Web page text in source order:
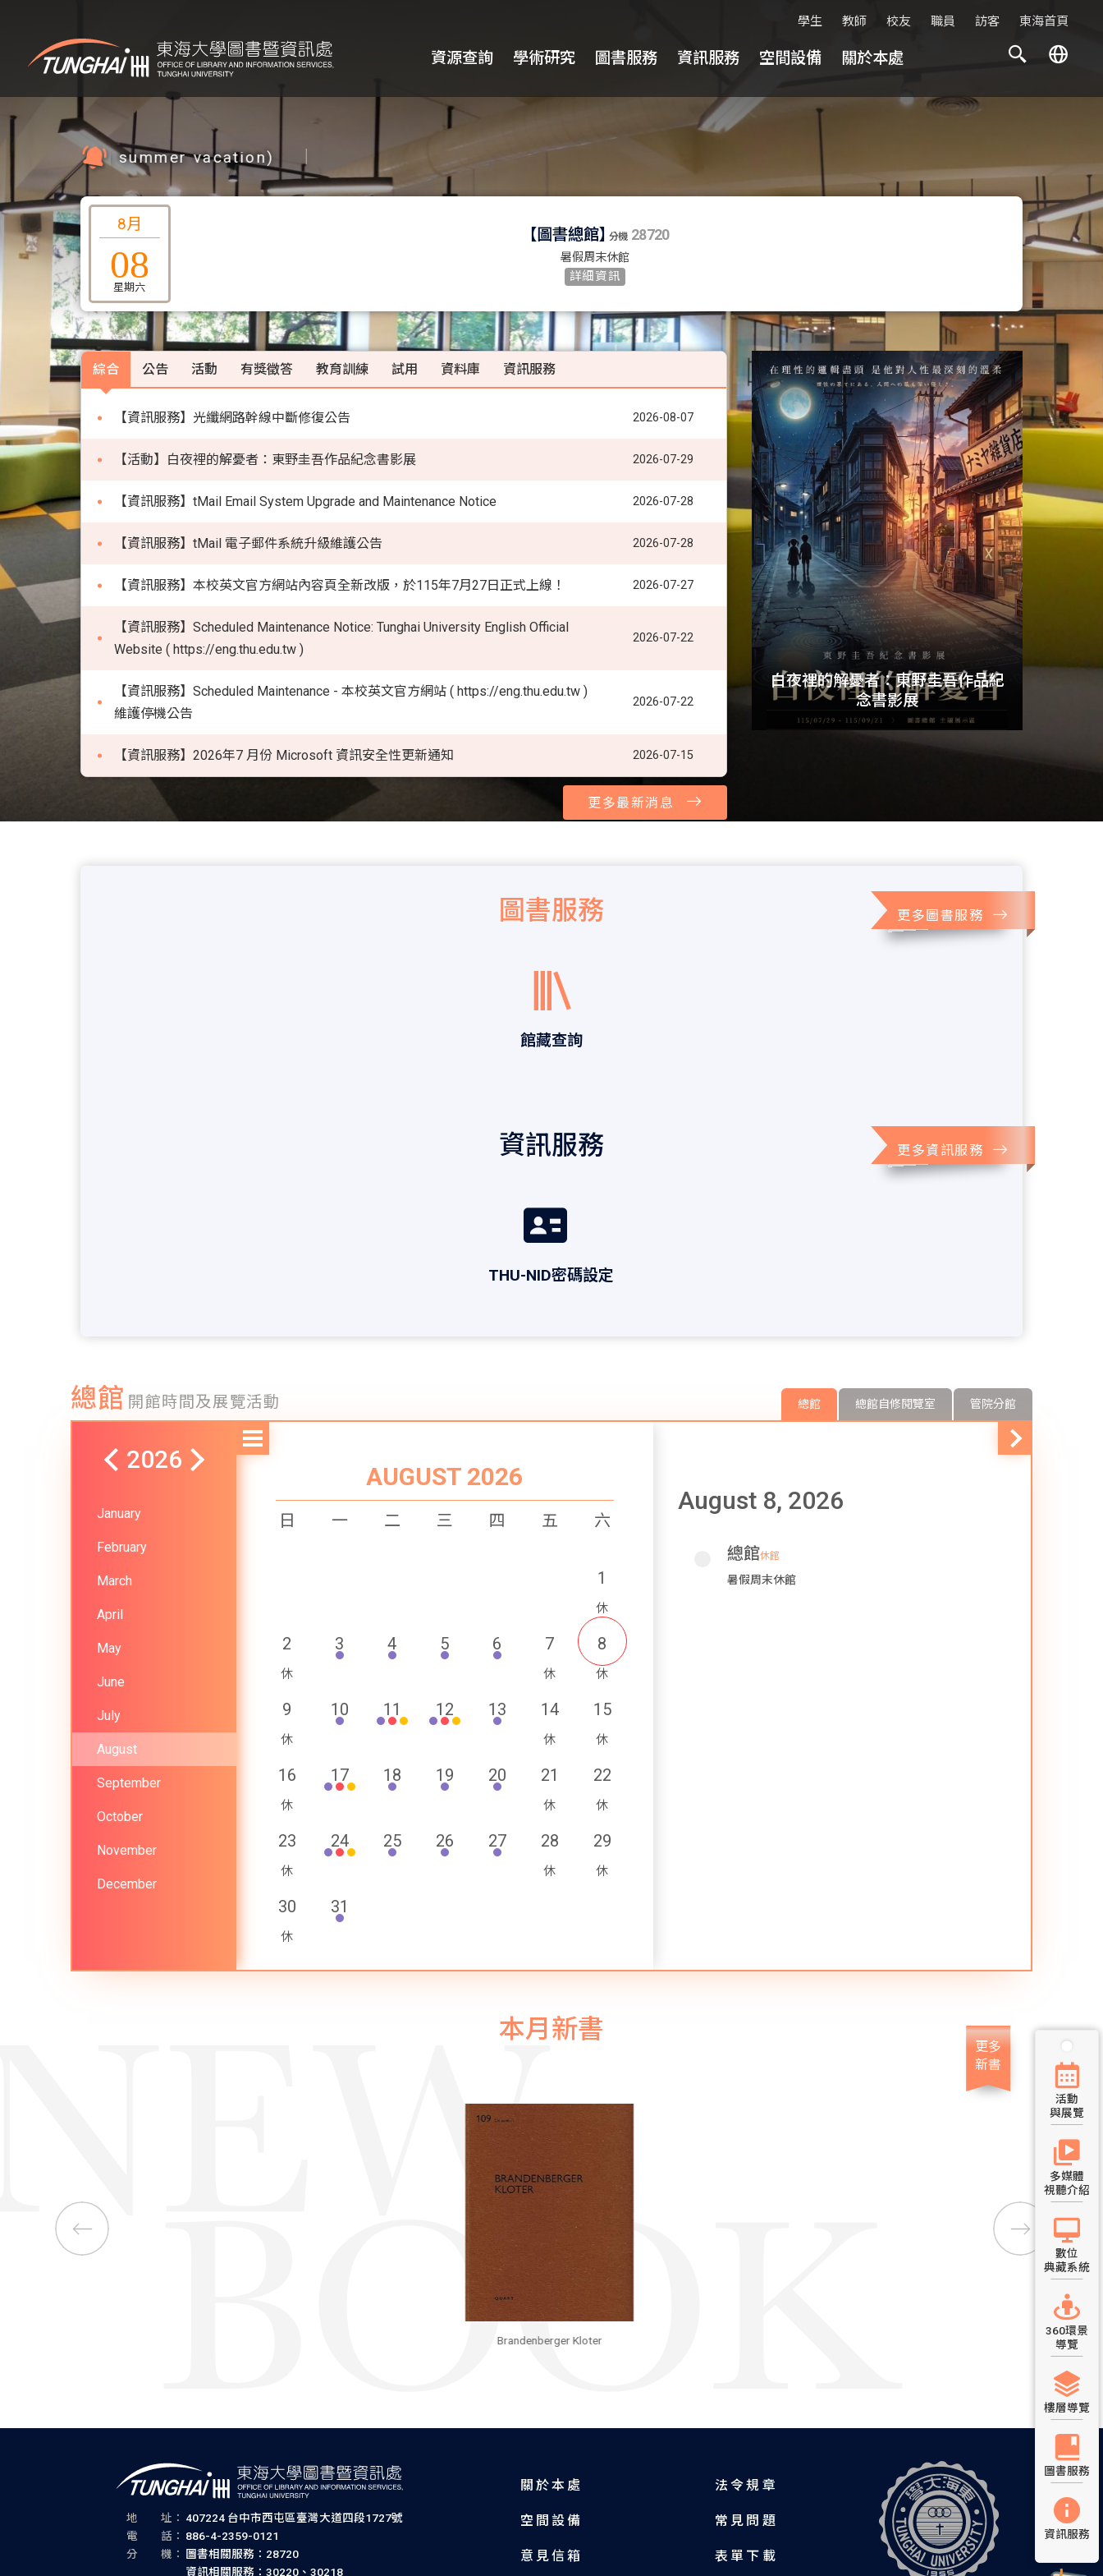
學生 教師 校友 職員 訪客 東海首頁
資源查詢 學術研究 圖書服務 資訊服務 空間設備 關於本處
in summer vacation) ｜
8月
08
星期六
【圖書總館】分機 28720
暑假周末休館
詳細資訊
綜合 公告 活動 有獎徵答 教育訓練 試用 資料庫 資訊服務
【資訊服務】光纖網路幹線中斷修復公告 2026-08-07
【活動】白夜裡的解憂者：東野圭吾作品紀念書影展 2026-07-29
【資訊服務】tMail Email System Upgrade and Maintenance Notice 2026-07-28
【資訊服務】tMail 電子郵件系統升級維護公告 2026-07-28
【資訊服務】本校英文官方網站內容頁全新改版，於115年7月27日正式上線！ 2026-07-27
【資訊服務】Scheduled Maintenance Notice: Tunghai University English Official
Website ( https://eng.thu.edu.tw )
2026-07-22
【資訊服務】Scheduled Maintenance - 本校英文官方網站 ( https://eng.thu.edu.tw )
維護停機公告
2026-07-22
【資訊服務】2026年7 月份 Microsoft 資訊安全性更新通知 2026-07-15
白夜裡的解憂者：東野圭吾作品紀
念書影展
資料庫
更多最新消息
圖書服務 更多圖書服務
館藏查詢
資訊服務 更多資訊服務
THU-NID密碼設定
總館 開館時間及展覽活動 總館 總館自修閱覽室 管院分館
2026
January
February
March
April
May
June
July
August
September
October
November
December
AUGUST 2026
日 一 二 三 四 五 六
1
2 3 4 5 6 7 8
9 10 11 12 13 14 15
16 17 18 19 20 21 22
23 24 25 26 27 28 29
30 31
August 8, 2026
總館休館
暑假周末休館
本月新書
更多
新書
Brandenberger Kloter
活動
與展覽
多媒體
視聽介紹
數位
典藏系統
360環景
導覽
樓層導覽
圖書服務
資訊服務
地 址： 407224 台中市西屯區臺灣大道四段1727號
電 話： 886-4-2359-0121
分 機：
圖書相關服務：28720
資訊相關服務：30220、30218
關於本處
空間設備
意見信箱
法令規章
常見問題
表單下載